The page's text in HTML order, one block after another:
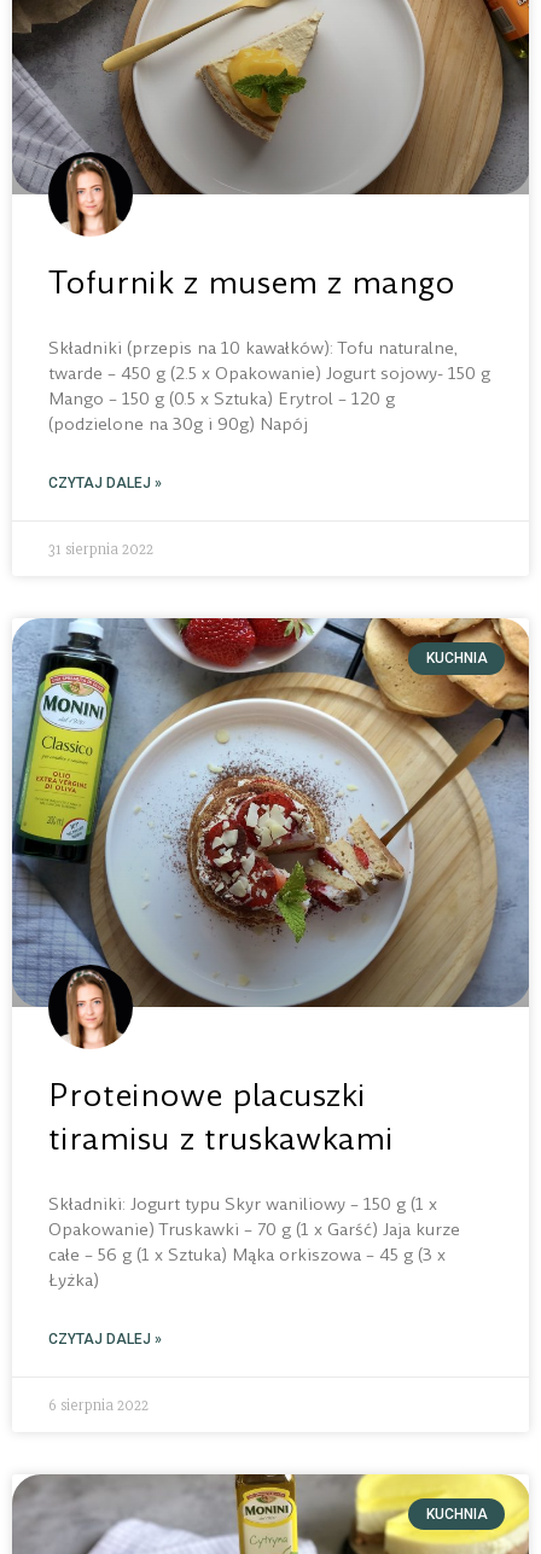
Tofurnik z musem z mango
Składniki (przepis na 10 kawałków): Tofu naturalne,
twarde – 450 g (2.5 x Opakowanie) Jogurt sojowy- 150 g
Mango – 150 g (0.5 x Sztuka) Erytrol – 120 g
(podzielone na 30g i 90g) Napój
CZYTAJ DALEJ »
31 sierpnia 2022
KUCHNIA
Proteinowe placuszki
tiramisu z truskawkami
Składniki: Jogurt typu Skyr waniliowy – 150 g (1 x
Opakowanie) Truskawki – 70 g (1 x Garść) Jaja kurze
całe – 56 g (1 x Sztuka) Mąka orkiszowa – 45 g (3 x
Łyżka)
CZYTAJ DALEJ »
6 sierpnia 2022
KUCHNIA